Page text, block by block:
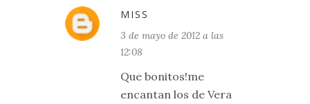
MISS
3 de mayo de 2012 a las
12:08
Que bonitos!me
encantan los de Vera